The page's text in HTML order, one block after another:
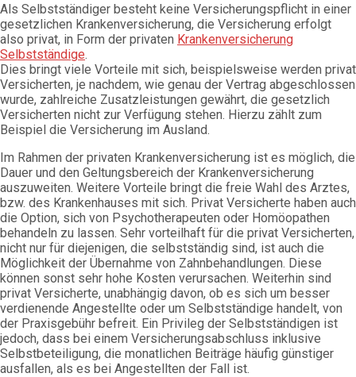
Als Selbstständiger besteht keine Versicherungspflicht in einer
gesetzlichen Krankenversicherung, die Versicherung erfolgt
also privat, in Form der privaten Krankenversicherung
Selbstständige.
Dies bringt viele Vorteile mit sich, beispielsweise werden privat
Versicherten, je nachdem, wie genau der Vertrag abgeschlossen
wurde, zahlreiche Zusatzleistungen gewährt, die gesetzlich
Versicherten nicht zur Verfügung stehen. Hierzu zählt zum
Beispiel die Versicherung im Ausland.
Im Rahmen der privaten Krankenversicherung ist es möglich, die
Dauer und den Geltungsbereich der Krankenversicherung
auszuweiten. Weitere Vorteile bringt die freie Wahl des Arztes,
bzw. des Krankenhauses mit sich. Privat Versicherte haben auch
die Option, sich von Psychotherapeuten oder Homöopathen
behandeln zu lassen. Sehr vorteilhaft für die privat Versicherten,
nicht nur für diejenigen, die selbstständig sind, ist auch die
Möglichkeit der Übernahme von Zahnbehandlungen. Diese
können sonst sehr hohe Kosten verursachen. Weiterhin sind
privat Versicherte, unabhängig davon, ob es sich um besser
verdienende Angestellte oder um Selbstständige handelt, von
der Praxisgebühr befreit. Ein Privileg der Selbstständigen ist
jedoch, dass bei einem Versicherungsabschluss inklusive
Selbstbeteiligung, die monatlichen Beiträge häufig günstiger
ausfallen, als es bei Angestellten der Fall ist.